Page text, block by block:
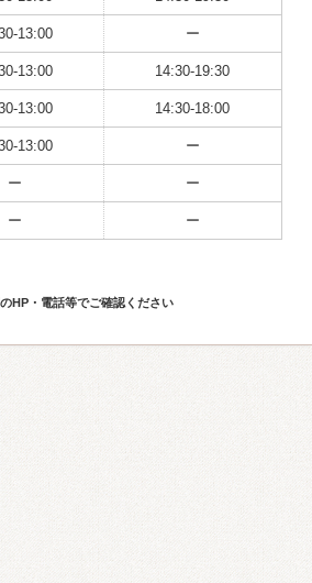
13:00 ー
13:00 14:30-19:30
13:00 14:30-18:00
13:00 ー
ー ー
ー ー
HP・電話等でご確認ください